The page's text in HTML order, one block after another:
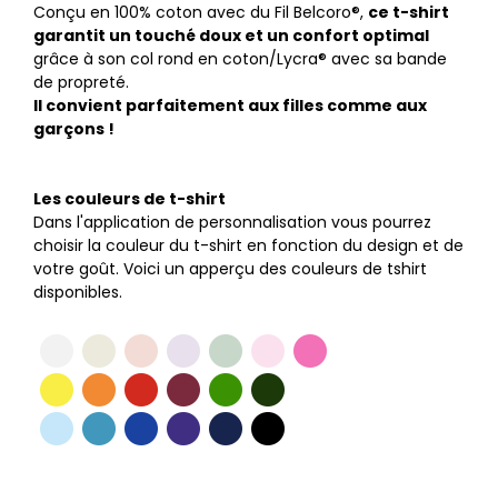
Conçu en 100% coton avec du Fil Belcoro®, ce t-shirt
garantit un touché doux et un confort optimal
grâce à son col rond en coton/Lycra® avec sa bande
de propreté.
Il convient parfaitement aux filles comme aux
garçons !
Les couleurs de t-shirt
Dans l'application de personnalisation vous pourrez
choisir la couleur du t-shirt en fonction du design et de
votre goût. Voici un apperçu des couleurs de tshirt
disponibles.